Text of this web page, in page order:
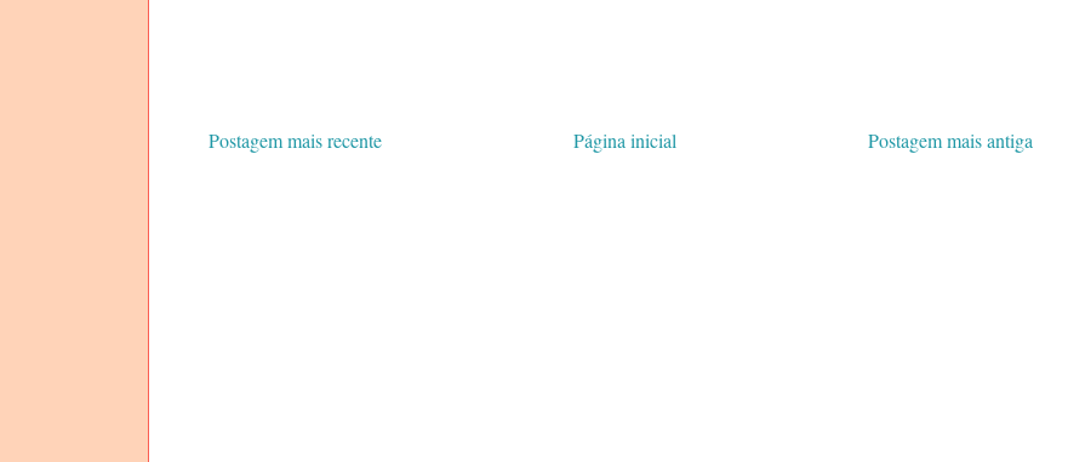
Postagem mais recente Postagem mais antiga
Página inicial